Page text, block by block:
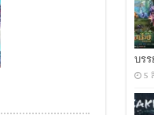
บร
5